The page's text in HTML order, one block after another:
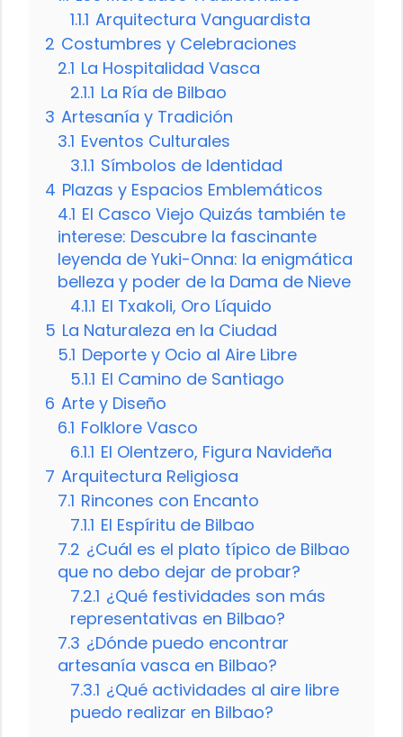
1.1.1 Arquitectura Vanguardista
2 Costumbres y Celebraciones
2.1 La Hospitalidad Vasca
2.1.1 La Ría de Bilbao
3 Artesanía y Tradición
3.1 Eventos Culturales
3.1.1 Símbolos de Identidad
4 Plazas y Espacios Emblemáticos
4.1 El Casco Viejo Quizás también te
interese: Descubre la fascinante
leyenda de Yuki-Onna: la enigmática
belleza y poder de la Dama de Nieve
4.1.1 El Txakoli, Oro Líquido
5 La Naturaleza en la Ciudad
5.1 Deporte y Ocio al Aire Libre
5.1.1 El Camino de Santiago
6 Arte y Diseño
6.1 Folklore Vasco
6.1.1 El Olentzero, Figura Navideña
7 Arquitectura Religiosa
7.1 Rincones con Encanto
7.1.1 El Espíritu de Bilbao
7.2 ¿Cuál es el plato típico de Bilbao
que no debo dejar de probar?
7.2.1 ¿Qué festividades son más
representativas en Bilbao?
7.3 ¿Dónde puedo encontrar
artesanía vasca en Bilbao?
7.3.1 ¿Qué actividades al aire libre
puedo realizar en Bilbao?